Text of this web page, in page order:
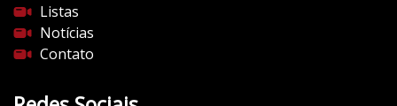
m
a
.
Listas
Notícias
Contato